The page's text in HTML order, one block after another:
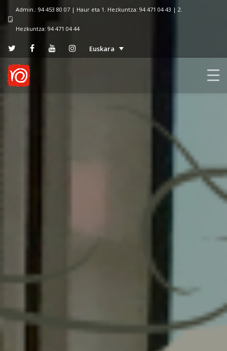
Admin.: 94 453 80 07 | Haur eta 1. Hezkuntza: 94 471 04 43 | 2.
Hezkuntza: 94 471 04 44
Euskara